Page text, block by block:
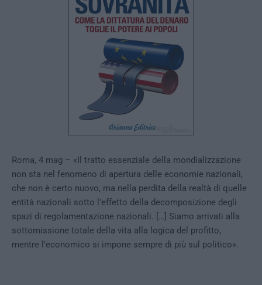
Roma, 4 mag – «Il tratto essenziale della mondializzazione
non sta nel fenomeno di apertura delle economie nazionali,
che non è certo nuovo, ma nella perdita della realtà di quelle
entità nazionali sotto l’effetto della decomposizione degli
spazi di regolamentazione nazionali. […] Siamo arrivati alla
sottomissione totale della vita alla logica del profitto,
mentre l’economico si impone sempre di più sul politico».